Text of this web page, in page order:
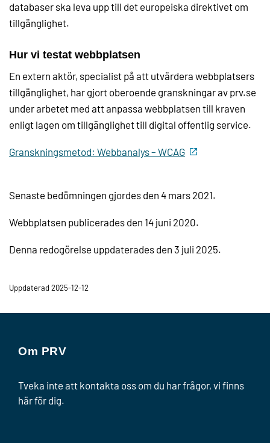
databaser ska leva upp till det europeiska direktivet om
tillgänglighet.
Hur vi testat webbplatsen
En extern aktör, specialist på att utvärdera webbplatsers
tillgänglighet, har gjort oberoende granskningar av prv.se
under arbetet med att anpassa webbplatsen till kraven
enligt lagen om tillgänglighet till digital offentlig service.
Granskningsmetod: Webbanalys – WCAG
Senaste bedömningen gjordes den 4 mars 2021.
Webbplatsen publicerades den 14 juni 2020.
Denna redogörelse uppdaterades den 3 juli 2025.
Uppdaterad 2025-12-12
Om PRV
Tveka inte att kontakta oss om du har frågor, vi finns
här för dig.